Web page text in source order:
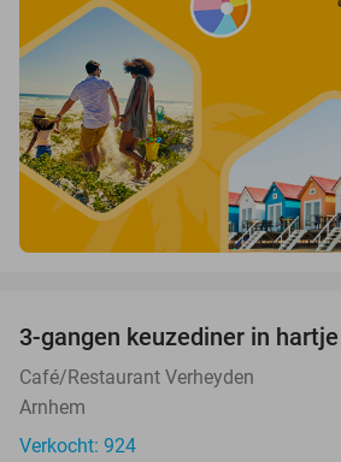
3-gangen keuzediner in
Café/Restaurant Verheyden
Arnhem
Verkocht: 924